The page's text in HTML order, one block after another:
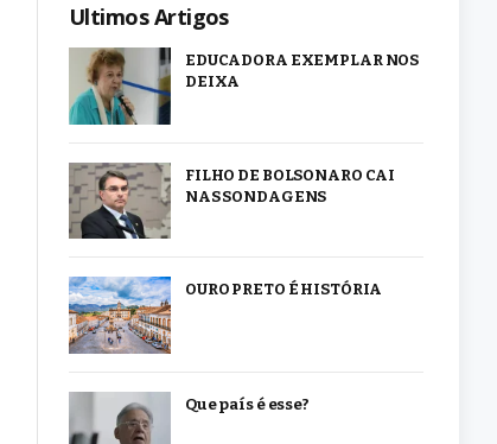
Ultimos Artigos
EDUCADORA EXEMPLAR NOS
DEIXA
FILHO DE BOLSONARO CAI
NAS SONDAGENS
OURO PRETO É HISTÓRIA
Que país é esse?